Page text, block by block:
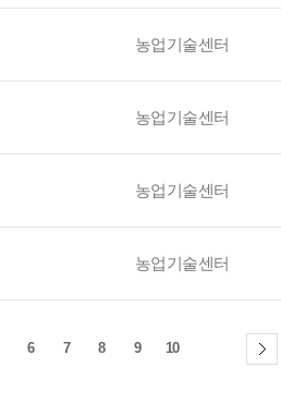
농업기술센터
농업기술센터
농업기술센터
농업기술센터
6 7 8 9 10